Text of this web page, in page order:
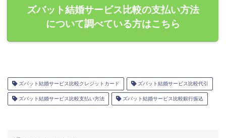
ズバット結婚サービス比較の支払い方法
について調べている方はこちら
ズバット結婚サービス比較クレジットカード ズバット結婚サービス比較代引
ズバット結婚サービス比較支払い方法 ズバット結婚サービス比較銀行振込